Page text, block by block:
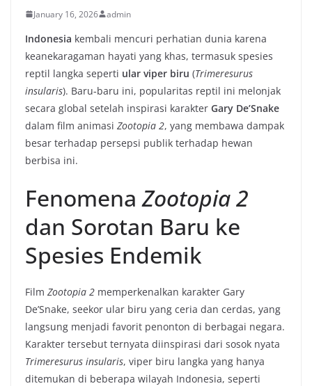
January 16, 2026 admin
Indonesia kembali mencuri perhatian dunia karena
keanekaragaman hayati yang khas, termasuk spesies
reptil langka seperti ular viper biru (Trimeresurus
insularis). Baru‑baru ini, popularitas reptil ini melonjak
secara global setelah inspirasi karakter Gary De’Snake
dalam film animasi Zootopia 2, yang membawa dampak
besar terhadap persepsi publik terhadap hewan
berbisa ini.
FenomenaZootopia 2
dan Sorotan Baru ke
Spesies Endemik
Film Zootopia 2 memperkenalkan karakter Gary
De’Snake, seekor ular biru yang ceria dan cerdas, yang
langsung menjadi favorit penonton di berbagai negara.
Karakter tersebut ternyata diinspirasi dari sosok nyata
Trimeresurus insularis, viper biru langka yang hanya
ditemukan di beberapa wilayah Indonesia, seperti